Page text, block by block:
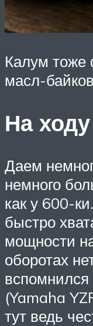
Калум тоже
масл-
На ходу
Даем
немного
как у 600-
быстро
мощности
оборотах
вспомнился
(Yamaha
тут ведь